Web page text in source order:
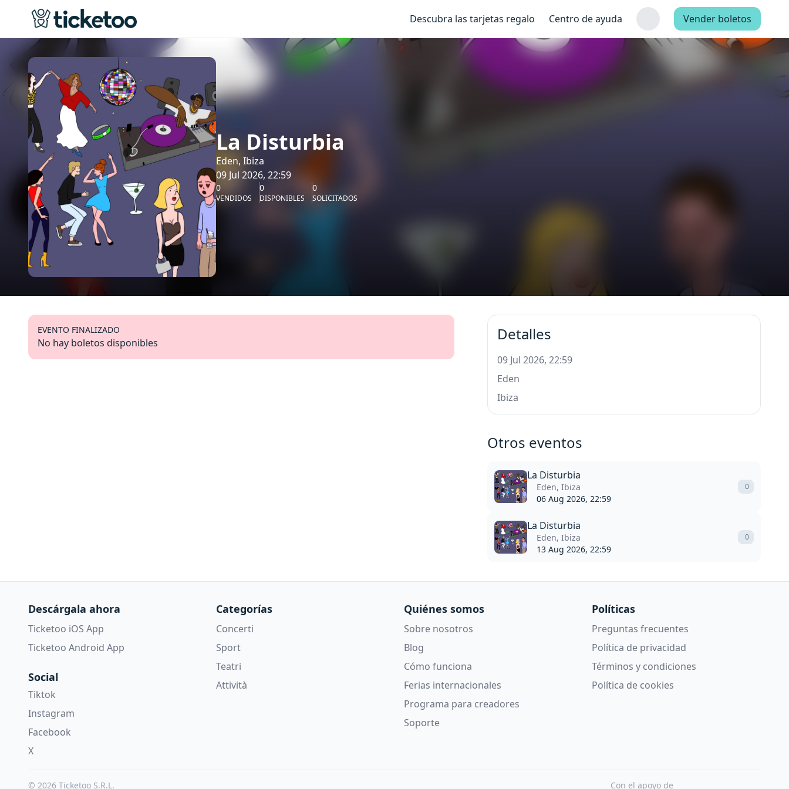
Descubra las tarjetas regalo Centro de ayuda Vender boletos
La Disturbia
Eden, Ibiza
09 Jul 2026, 22:59
0
VENDIDOS
0
DISPONIBLES
0
SOLICITADOS
EVENTO FINALIZADO
No hay boletos disponibles Detalles
09 Jul 2026, 22:59
Eden
Ibiza
Otros eventos
La Disturbia
Eden, Ibiza
06 Aug 2026, 22:59
0
La Disturbia
Eden, Ibiza
13 Aug 2026, 22:59
0
Descárgala ahora
Ticketoo iOS App
Ticketoo Android App
Social
Tiktok
Instagram
Facebook
X
Categorías
Concerti
Sport
Teatri
Attività
Quiénes somos
Sobre nosotros
Blog
Cómo funciona
Ferias internacionales
Programa para creadores
Soporte
Políticas
Preguntas frecuentes
Política de privacidad
Términos y condiciones
Política de cookies
© 2026 Ticketoo S.R.L. Con el apoyo de